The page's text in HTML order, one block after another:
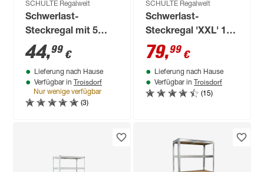
SCHULTE Regalwelt
Schwerlast-
Steckregal mit 5
Böden à 150 kg
Traglast, schwarz
180 x 120 x 40 cm
44,99 €
Lieferung nach Hause
Verfügbar in Troisdorf
Nur wenige verfügbar
(3)
SCHULTE Regalwelt
Schwerlast-
Steckregal 'XXL' 180
x 160 x 60 cm 4
Böden a 250 kg
79,99 €
Lieferung nach Hause
Verfügbar in Troisdorf
(15)